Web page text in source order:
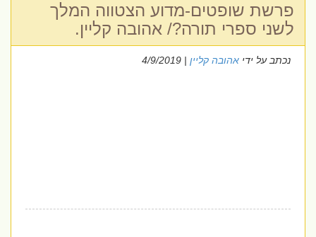
פרשת שופטים-מדוע הצטווה המלך
לשני ספרי תורה?/ אהובה קליין.
נכתב על ידיאהובה קליין| 4/9/2019